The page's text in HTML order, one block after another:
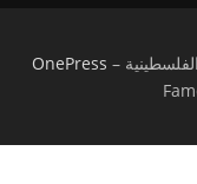
–
OnePress